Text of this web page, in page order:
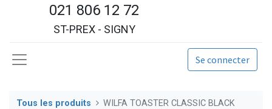
021 806 12 72
ST-PREX - SIGNY
Se connecter
Tous les produits WILFA TOASTER CLASSIC BLACK